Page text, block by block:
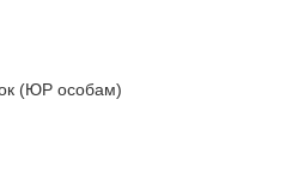
(ЮР особам)